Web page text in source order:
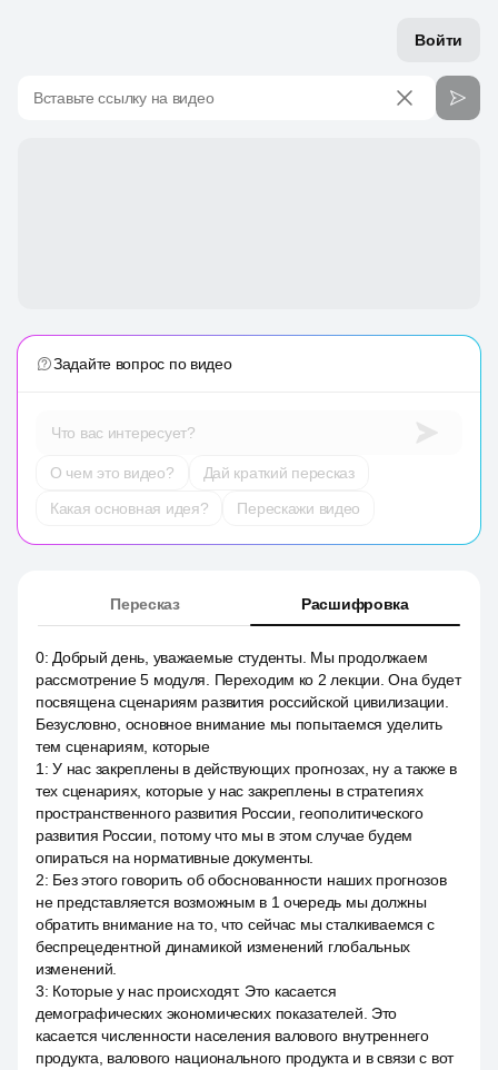
Войти
Вставьте ссылку на видео
Задайте вопрос по видео
Что вас интересует?
О чем это видео?
Дай краткий пересказ
Какая основная идея?
Перескажи видео
Пересказ Расшифровка
0: Добрый день, уважаемые студенты. Мы продолжаем
рассмотрение 5 модуля. Переходим ко 2 лекции. Она будет
посвящена сценариям развития российской цивилизации.
Безусловно, основное внимание мы попытаемся уделить
тем сценариям, которые
1 :У нас закреплены в действующих прогнозах, ну а также в
тех сценариях, которые у нас закреплены в стратегиях
пространственного развития России, геополитического
развития России, потому что мы в этом случае будем
опираться на нормативные документы.
2: Без этого говорить об обоснованности наших прогнозов
не представляется возможным в 1 очередь мы должны
обратить внимание на то, что сейчас мы сталкиваемся с
беспрецедентной динамикой изменений глобальных
изменений.
3: Которые у нас происходят. Это касается
демографических экономических показателей. Это
касается численности населения валового внутреннего
продукта, валового национального продукта и в связи с вот